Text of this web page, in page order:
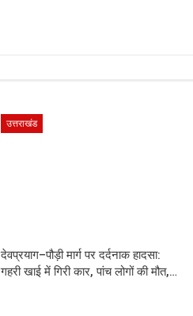
उत्तराखंड
देवप्रयाग–पौड़ी मार्ग पर दर्दनाक हादसा:
गहरी खाई में गिरी कार, पांच लोगों की मौत,…